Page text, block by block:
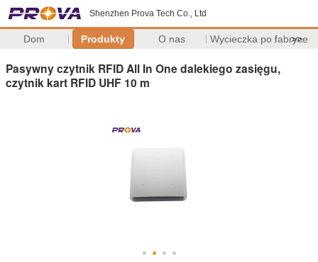
Shenzhen Prova Tech Co., Ltd
Dom Produkty O nas Wycieczka po fabryce
>>
Pasywny czytnik RFID All In One dalekiego zasięgu,
czytnik kart RFID UHF 10 m